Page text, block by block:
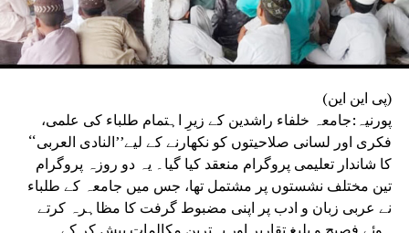
(پی این این)
پورنیہ:جامعہ خلفاء راشدین کے زیرِ اہتمام طلباء کی علمی،
فکری اور لسانی صلاحیتوں کو نکھارنے کے لیے’’النادی العربی‘‘
کا شاندار تعلیمی پروگرام منعقد کیا گیا۔ یہ دو روزہ پروگرام
تین مختلف نشستوں پر مشتمل تھا، جس میں جامعہ کے طلباء
نے عربی زبان و ادب پر اپنی مضبوط گرفت کا مظاہرہ کرتے